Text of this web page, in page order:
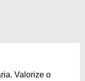
Valorize o